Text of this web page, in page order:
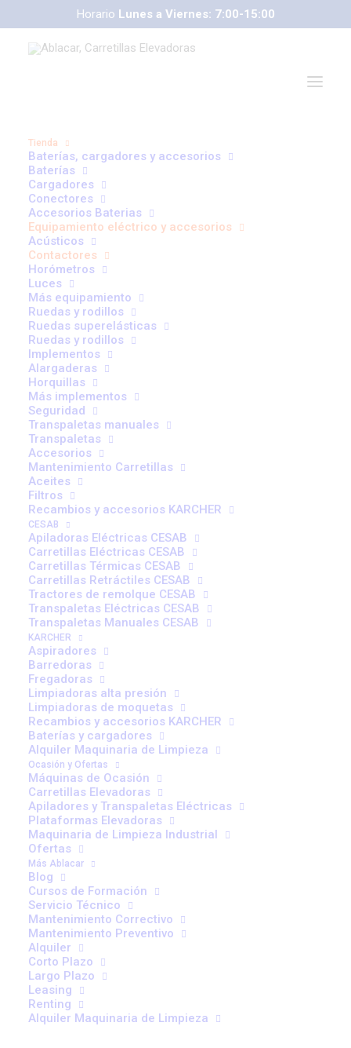
Horario Lunes a Viernes: 7:00-15:00
Tienda
Baterías, cargadores y accesorios
Baterías
Cargadores
Conectores
Accesorios Baterias
Equipamiento eléctrico y accesorios
Acústicos
Contactores
Horómetros
Luces
Más equipamiento
Ruedas y rodillos
Ruedas superelásticas
Ruedas y rodillos
Implementos
Alargaderas
Horquillas
Más implementos
Seguridad
Transpaletas manuales
Transpaletas
Accesorios
Mantenimiento Carretillas
Aceites
Filtros
Recambios y accesorios KARCHER
CESAB
Apiladoras Eléctricas CESAB
Carretillas Eléctricas CESAB
Carretillas Térmicas CESAB
Carretillas Retráctiles CESAB
Tractores de remolque CESAB
Transpaletas Eléctricas CESAB
Transpaletas Manuales CESAB
KARCHER
Aspiradores
Barredoras
Fregadoras
Limpiadoras alta presión
Limpiadoras de moquetas
Recambios y accesorios KARCHER
Baterías y cargadores
Alquiler Maquinaria de Limpieza
Ocasión y Ofertas
Máquinas de Ocasión
Carretillas Elevadoras
Apiladores y Transpaletas Eléctricas
Plataformas Elevadoras
Maquinaria de Limpieza Industrial
Ofertas
Más Ablacar
Blog
Cursos de Formación
Servicio Técnico
Mantenimiento Correctivo
Mantenimiento Preventivo
Alquiler
Corto Plazo
Largo Plazo
Leasing
Renting
Alquiler Maquinaria de Limpieza
91 672 91 11
CONSÚLTANOS
CONTACTOR SW80 24V
112,62 €
CONTACTOR SW201 48V
287,97 €